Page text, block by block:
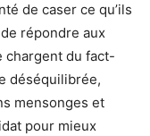
de caser ce qu’ils
répondre aux
chargent du fact-
déséquilibrée,
mensonges et
pour mieux